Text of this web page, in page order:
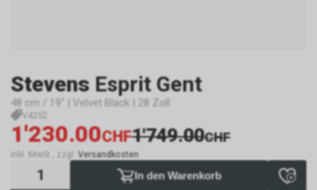
Stevens Esprit Gent
48 cm / 19" | Velvet Black | 28 Zoll
V4252
1'230.00CHF1'749.00CHF
inkl. MwSt., zzgl. Versandkosten
In den Warenkorb